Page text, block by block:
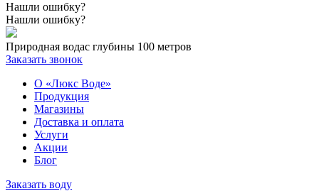
Нашли ошибку?
Нашли ошибку?
Природная водас глубины 100 метров
Заказать звонок
О «Люкс Воде»
Продукция
Магазины
Доставка и оплата
Услуги
Акции
Блог
Заказать воду